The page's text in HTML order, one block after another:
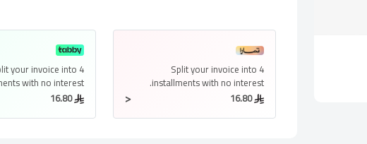
Split your invoice into 4
installmentswith no interest.
< 16.80
your invoice into 4
with no interest.
16.80